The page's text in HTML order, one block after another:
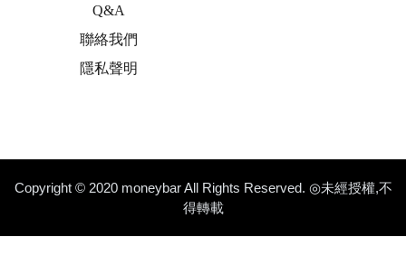
Q&A
聯絡我們
隱私聲明
Copyright © 2020 moneybar All Rights Reserved. ◎未經授權,不
得轉載